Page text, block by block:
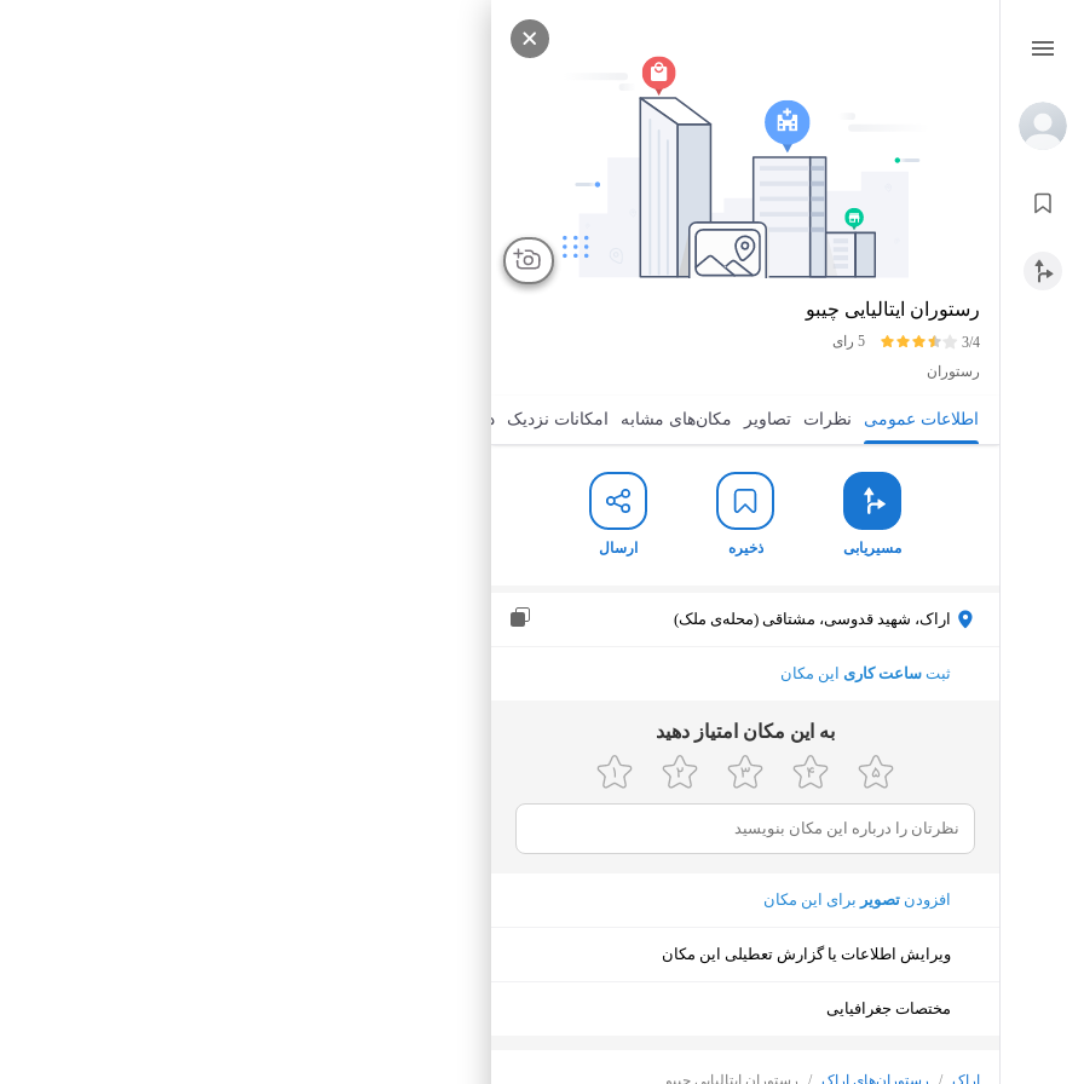
رستوران ایتالیایی چیبو
3/4
5 رای
رستوران
اطلاعات عمومی نظرات تصاویر مکان‌های مشابه امکانات نزدیک درباره
مسیریابی ذخیره ارسال
اراک، شهید قدوسی، مشتاقی (محله‌ی ملک)
ثبت ساعت کاری این مکان
ﺑﻪ اﯾﻦ ﻣﮑﺎن اﻣﺘﯿﺎز دﻫﯿﺪ
افزودن تصویر برای این مکان
ویرایش اطلاعات یا گزارش تعطیلی این مکان
مختصات جغرافیایی